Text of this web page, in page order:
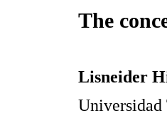
The
Lisneider
Universidad